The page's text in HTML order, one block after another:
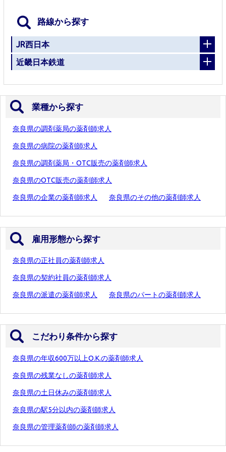
路線から探す
JR西日本
近畿日本鉄道
業種から探す
奈良県の調剤薬局の薬剤師求人
奈良県の病院の薬剤師求人
奈良県の調剤薬局・OTC販売の薬剤師求人
奈良県のOTC販売の薬剤師求人
奈良県の企業の薬剤師求人 奈良県のその他の薬剤師求人
雇用形態から探す
奈良県の正社員の薬剤師求人
奈良県の契約社員の薬剤師求人
奈良県の派遣の薬剤師求人 奈良県のパートの薬剤師求人
こだわり条件から探す
奈良県の年収600万以上O.K.の薬剤師求人
奈良県の残業なしの薬剤師求人
奈良県の土日休みの薬剤師求人
奈良県の駅5分以内の薬剤師求人
奈良県の管理薬剤師の薬剤師求人